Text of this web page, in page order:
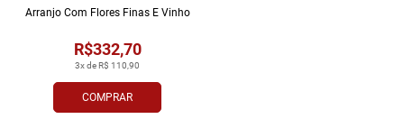
COMPRAR
3x de R$ 110,90
R$332,70
Arranjo Com Flores Finas E Vinho